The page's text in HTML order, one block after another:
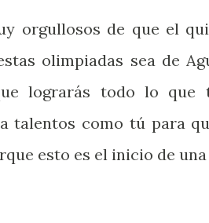
orgullosos de que el
olimpiadas sea de
lograrás todo lo que
talentos como tú para
esto es el inicio de